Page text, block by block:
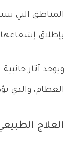
المناطق التي
بإطلاق
ويوجد آثار
العظام، والذي
العلاج